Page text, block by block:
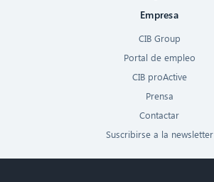
Empresa
CIB Group
Portal de empleo
CIB proActive
Prensa
Contactar
Suscribirse a la newsletter